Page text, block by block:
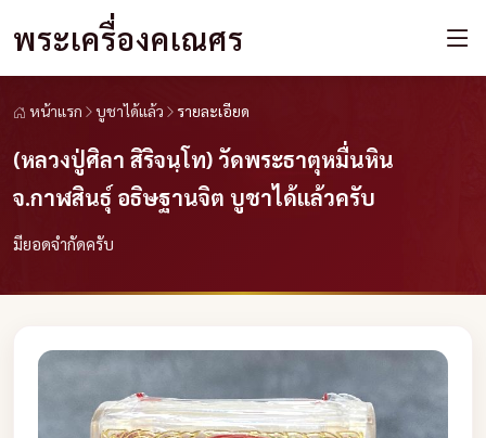
พระเครื่องคเณศร
หน้าแรก บูชาได้แล้ว รายละเอียด
(หลวงปู่ศิลา สิริจนฺโท) วัดพระธาตุหมื่นหิน
จ.กาฬสินธุ์ อธิษฐานจิต บูชาได้แล้วครับ
มียอดจำกัดครับ